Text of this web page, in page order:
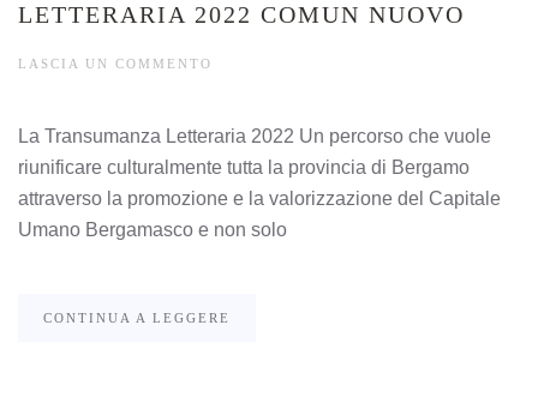
LETTERARIA 2022 COMUN NUOVO
LASCIA UN COMMENTO
La Transumanza Letteraria 2022 Un percorso che vuole
riunificare culturalmente tutta la provincia di Bergamo
attraverso la promozione e la valorizzazione del Capitale
Umano Bergamasco e non solo
CONTINUA A LEGGERE